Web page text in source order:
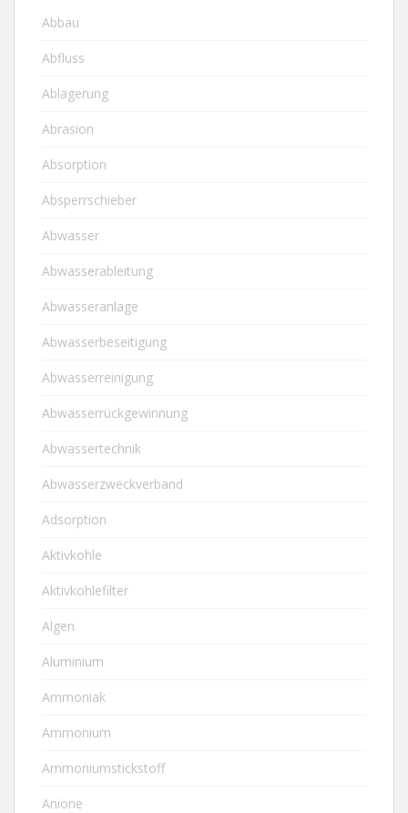
Abbau
Abfluss
Ablagerung
Abrasion
Absorption
Absperrschieber
Abwasser
Abwasserableitung
Abwasseranlage
Abwasserbeseitigung
Abwasserreinigung
Abwasserrückgewinnung
Abwassertechnik
Abwasserzweckverband
Adsorption
Aktivkohle
Aktivkohlefilter
Algen
Aluminium
Ammoniak
Ammonium
Ammoniumstickstoff
Anione